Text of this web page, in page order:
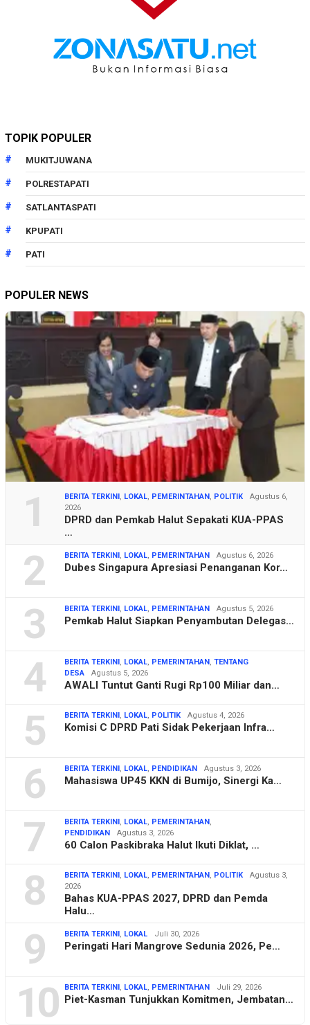
TOPIK POPULER
MUKITJUWANA
POLRESTAPATI
SATLANTASPATI
KPUPATI
PATI
POPULER NEWS
1 BERITA TERKINI , LOKAL, PEMERINTAHAN , POLITIK
Agustus 6,
2026
DPRD dan Pemkab Halut Sepakati KUA-PPAS
…
2 BERITA TERKINI , LOKAL, PEMERINTAHAN Agustus 6, 2026
Dubes Singapura Apresiasi Penanganan Kor…
3 BERITA TERKINI , LOKAL, PEMERINTAHAN Agustus 5, 2026
Pemkab Halut Siapkan Penyambutan Delegas…
4 BERITA TERKINI , LOKAL, PEMERINTAHAN , TENTANG
DESA
Agustus 5, 2026
AWALI Tuntut Ganti Rugi Rp100 Miliar dan…
5 BERITA TERKINI , LOKAL, POLITIK Agustus 4, 2026
Komisi C DPRD Pati Sidak Pekerjaan Infra…
6 BERITA TERKINI , LOKAL, PENDIDIKAN Agustus 3, 2026
Mahasiswa UP45 KKN di Bumijo, Sinergi Ka…
7 BERITA TERKINI , LOKAL, PEMERINTAHAN ,
PENDIDIKAN
Agustus 3, 2026
60 Calon Paskibraka Halut Ikuti Diklat, …
8 BERITA TERKINI , LOKAL, PEMERINTAHAN , POLITIK
Agustus 3,
2026
Bahas KUA-PPAS 2027, DPRD dan Pemda
Halu…
9 BERITA TERKINI , LOKAL Juli 30, 2026
Peringati Hari Mangrove Sedunia 2026, Pe…
10 BERITA TERKINI , LOKAL, PEMERINTAHAN Juli 29, 2026
Piet-Kasman Tunjukkan Komitmen, Jembatan…